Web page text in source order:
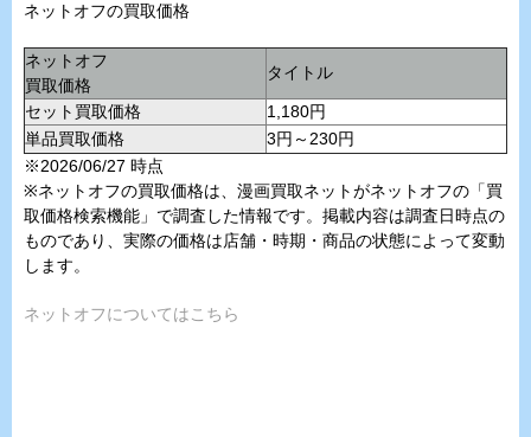
ネットオフの買取価格
ネットオフ
買取価格
タイトル
セット買取価格
1,180円
単品買取価格
3円～230円
※2026/06/27 時点
※ネットオフの買取価格は、漫画買取ネットがネットオフの「買
取価格検索機能」で調査した情報です。掲載内容は調査日時点の
ものであり、実際の価格は店舗・時期・商品の状態によって変動
します。
ネットオフについてはこちら